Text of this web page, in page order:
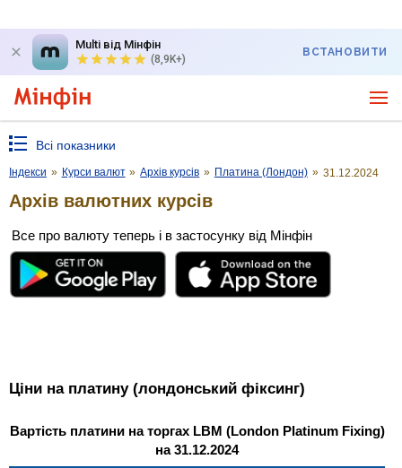
Multi від Мінфін
(8,9K+)
ВСТАНОВИТИ
Всі показники
Індекси » Курси валют » Архів курсів » Платина (Лондон) » 31.12.2024
Архів валютних курсів
Все про валюту теперь і в застосунку від Мінфін
Ціни на платину (лондонський фіксинг)
Вартість платини на торгах LBM (London Platinum Fixing)
на 31.12.2024